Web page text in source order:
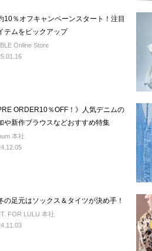
10％オフキャンペーンスタート！注目
テムをピックアップ
Online Store
ORDER10％OFF！》人気デニムの
や新作ブラウスなどおすすめ特集
本社
の足元はソックス＆タイツが決め手！
FOR LULU 本社